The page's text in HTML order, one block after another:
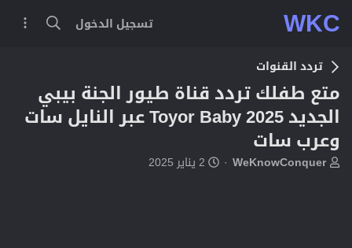
WKC تسجيل الدخول
تردد القنوات
متع طفلك تردد قناة طيور الجنة بيبي
الجديد Toyor Baby 2025 عبر النايل سات
وعرب سات
بWeKnowConquer
ت2 يناير 2025